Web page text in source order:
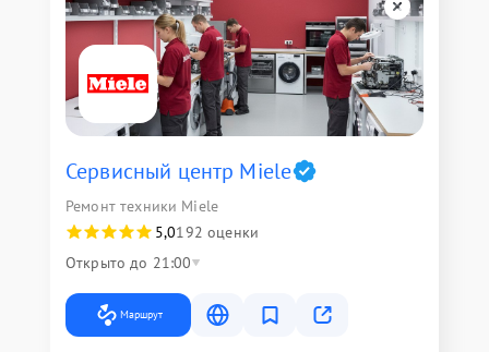
Сервисный центр Miele
Ремонт техники Miele
5,0192 оценки
Открыто до 21:00
Маршрут